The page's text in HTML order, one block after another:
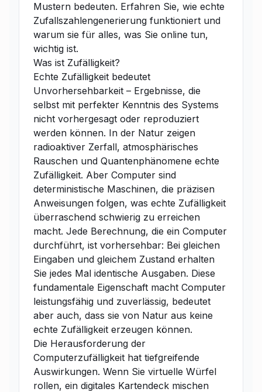
Mustern bedeuten. Erfahren Sie, wie echte
Zufallszahlengenerierung funktioniert und
warum sie für alles, was Sie online tun,
wichtig ist.
Was ist Zufälligkeit?
Echte Zufälligkeit bedeutet
Unvorhersehbarkeit – Ergebnisse, die
selbst mit perfekter Kenntnis des Systems
nicht vorhergesagt oder reproduziert
werden können. In der Natur zeigen
radioaktiver Zerfall, atmosphärisches
Rauschen und Quantenphänomene echte
Zufälligkeit. Aber Computer sind
deterministische Maschinen, die präzisen
Anweisungen folgen, was echte Zufälligkeit
überraschend schwierig zu erreichen
macht. Jede Berechnung, die ein Computer
durchführt, ist vorhersehbar: Bei gleichen
Eingaben und gleichem Zustand erhalten
Sie jedes Mal identische Ausgaben. Diese
fundamentale Eigenschaft macht Computer
leistungsfähig und zuverlässig, bedeutet
aber auch, dass sie von Natur aus keine
echte Zufälligkeit erzeugen können.
Die Herausforderung der
Computerzufälligkeit hat tiefgreifende
Auswirkungen. Wenn Sie virtuelle Würfel
rollen, ein digitales Kartendeck mischen